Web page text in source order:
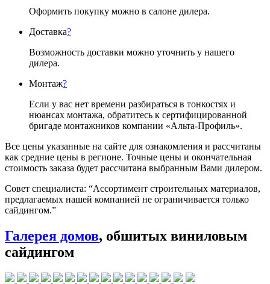
Оформить покупку можно в салоне дилера.
Доставка?
Возможность доставки можно уточнить у нашего
дилера.
Монтаж?
Если у вас нет времени разбираться в тонкостях и
нюансах монтажа, обратитесь к сертифицированной
бригаде монтажников компании «Альта-Профиль».
Все цены указанные на сайте для ознакомления и рассчитаны
как средние цены в регионе. Точные цены и окончательная
стоимость заказа будет рассчитана выбранным Вами дилером.
Совет специалиста: “Ассортимент строительных материалов,
предлагаемых нашей компанией не ограничивается только
сайдингом.”
Галерея домов, обшитых виниловым
сайдингом